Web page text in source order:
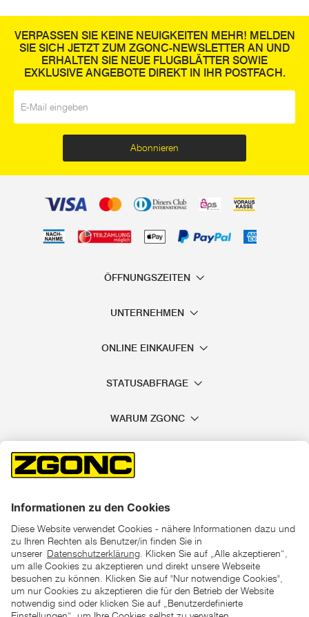
VERPASSEN SIE KEINE NEUIGKEITEN MEHR! MELDEN
SIE SICH JETZT ZUM ZGONC-NEWSLETTER AN UND
ERHALTEN SIE NEUE FLUGBLÄTTER SOWIE
EXKLUSIVE ANGEBOTE DIREKT IN IHR POSTFACH.
Abonnieren
ÖFFNUNGSZEITEN
UNTERNEHMEN
ONLINE EINKAUFEN
STATUSABFRAGE
WARUM ZGONC
*der "statt"-Preis ist der niedrigste von uns in den letzten 30
Tagen vor Beginn dieser Aktion verlangte Preis
unter den UVP Preisen auf dieser Website sind die